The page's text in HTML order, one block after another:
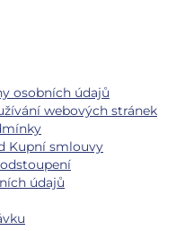
osobních údajů
webových stránek
Kupní smlouvy
údajů